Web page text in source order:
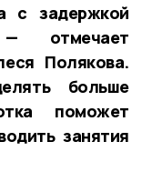
с задержкой
— отмечает
Полякова.
больше
поможет
занятия